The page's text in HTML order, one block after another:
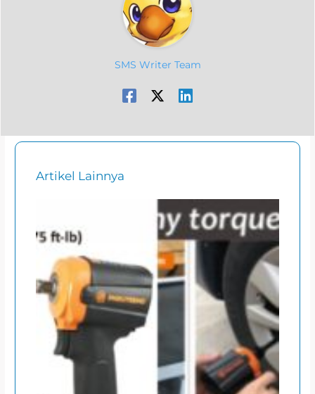
SMS Writer Team
Artikel Lainnya